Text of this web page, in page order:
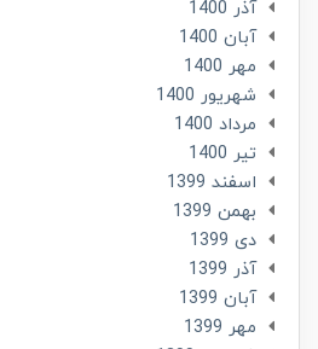
آذر 1400
آبان 1400
مهر 1400
شهریور 1400
مرداد 1400
تير 1400
اسفند 1399
بهمن 1399
دی 1399
آذر 1399
آبان 1399
مهر 1399